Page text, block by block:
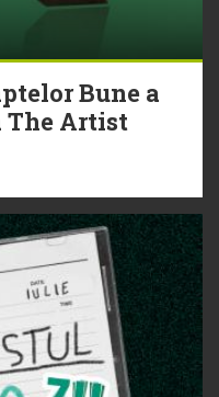
Bune a
The Artist